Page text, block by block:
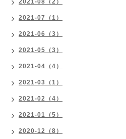
2021-08（2）
2021-07（1）
2021-06（3）
2021-05（3）
2021-04（4）
2021-03（1）
2021-02（4）
2021-01（5）
2020-12（8）